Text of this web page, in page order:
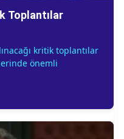
Toplantılar
kritik toplantılar
önemli